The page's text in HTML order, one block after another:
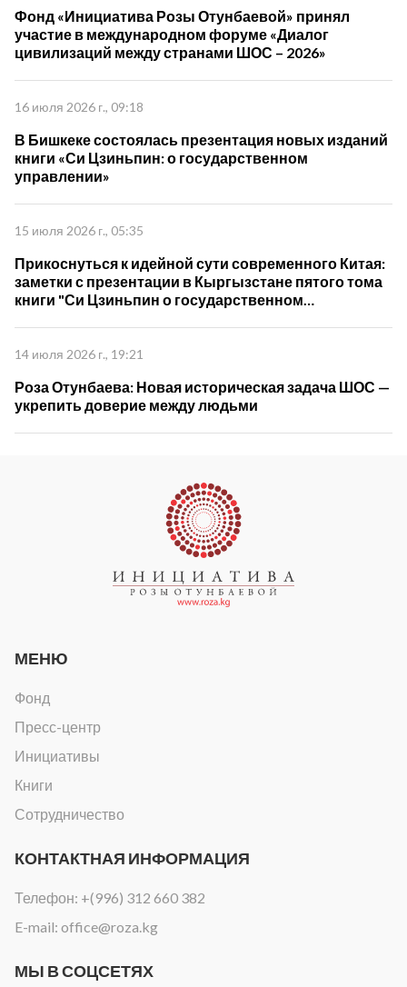
Фонд «Инициатива Розы Отунбаевой» принял
участие в международном форуме «Диалог
цивилизаций между странами ШОС – 2026»
16 июля 2026 г., 09:18
В Бишкеке состоялась презентация новых изданий
книги «Си Цзиньпин: о государственном
управлении»
15 июля 2026 г., 05:35
Прикоснуться к идейной сути современного Китая:
заметки с презентации в Кыргызстане пятого тома
книги "Си Цзиньпин о государственном
14 июля 2026 г., 19:21
Роза Отунбаева: Новая историческая задача ШОС —
укрепить доверие между людьми
МЕНЮ
Фонд
Пресс-центр
Инициативы
Книги
Сотрудничество
КОНТАКТНАЯ ИНФОРМАЦИЯ
Телефон: +(996) 312 660 382
E-mail: office@roza.kg
МЫ В СОЦСЕТЯХ